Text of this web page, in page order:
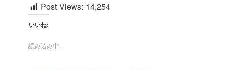
Post Views: 14,254
いいね:
読み込み中…